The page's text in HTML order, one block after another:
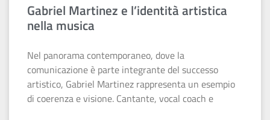
Gabriel Martinez e l’identità artistica
nella musica
Nel panorama contemporaneo, dove la
comunicazione è parte integrante del successo
artistico, Gabriel Martinez rappresenta un esempio
di coerenza e visione. Cantante, vocal coach e